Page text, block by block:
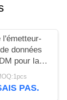
l'émetteur-
données
pour la
multi de
la PAS.